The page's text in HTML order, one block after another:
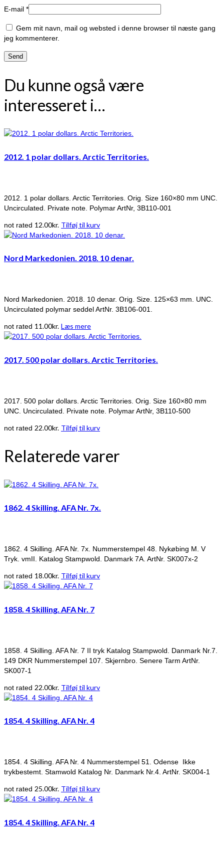
E-mail *
Gem mit navn, mail og websted i denne browser til næste gang
jeg kommenterer.
Du kunne også være
interesseret i…
2012. 1 polar dollars. Arctic Territories.
2012. 1 polar dollars. Arctic Territories. Orig. Size 160×80 mm UNC.
Uncirculated. Private note. Polymar ArtNr, 3B110-001
not rated 12.00kr. Tilføj til kurv
Nord Markedonien. 2018. 10 denar.
Nord Markedonien. 2018. 10 denar. Orig. Size. 125×63 mm. UNC.
Uncirculated polymar seddel ArtNr. 3B106-001.
not rated 11.00kr. Læs mere
2017. 500 polar dollars. Arctic Territories.
2017. 500 polar dollars. Arctic Territories. Orig. Size 160×80 mm
UNC. Uncirculated. Private note. Polymar ArtNr, 3B110-500
not rated 22.00kr. Tilføj til kurv
Relaterede varer
1862. 4 Skilling. AFA Nr. 7x.
1862. 4 Skilling. AFA Nr. 7x. Nummerstempel 48. Nykøbing M. V
Tryk. vmII. Katalog Stampwold. Danmark 7A. ArtNr. SK007x-2
not rated 18.00kr. Tilføj til kurv
1858. 4 Skilling. AFA Nr. 7
1858. 4 Skilling. AFA Nr. 7 II tryk Katalog Stampwold. Danmark Nr.7.
149 DKR Nummerstempel 107. Skjernbro. Senere Tarm ArtNr.
SK007-1
not rated 22.00kr. Tilføj til kurv
1854. 4 Skilling. AFA Nr. 4
1854. 4 Skilling. AFA Nr. 4 Nummerstempel 51. Odense Ikke
trykbestemt. Stamwold Katalog Nr. Danmark Nr.4. ArtNr. SK004-1
not rated 25.00kr. Tilføj til kurv
1854. 4 Skilling. AFA Nr. 4